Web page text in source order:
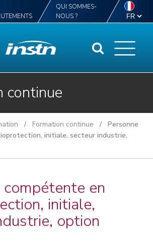
QUI SOMMES-
NOUS ?
continue
/ Formation continue / Personne
initiale, secteur industrie,
compétente en
initiale,
option